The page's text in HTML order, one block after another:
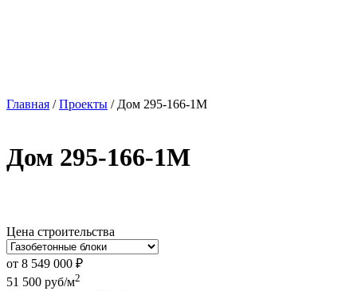
Главная /Проекты / Дом 295-166-1М
Дом 295-166-1М
Цена строительства
от 8 549 000 ₽
51 500 руб/м2